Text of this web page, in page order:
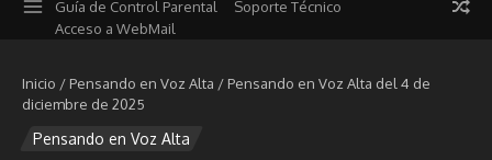
Guía de Control Parental
Soporte Técnico
Acceso a WebMail
Inicio / Pensando en Voz Alta / Pensando en Voz Alta del 4 de
diciembre de 2025
Pensando en Voz Alta